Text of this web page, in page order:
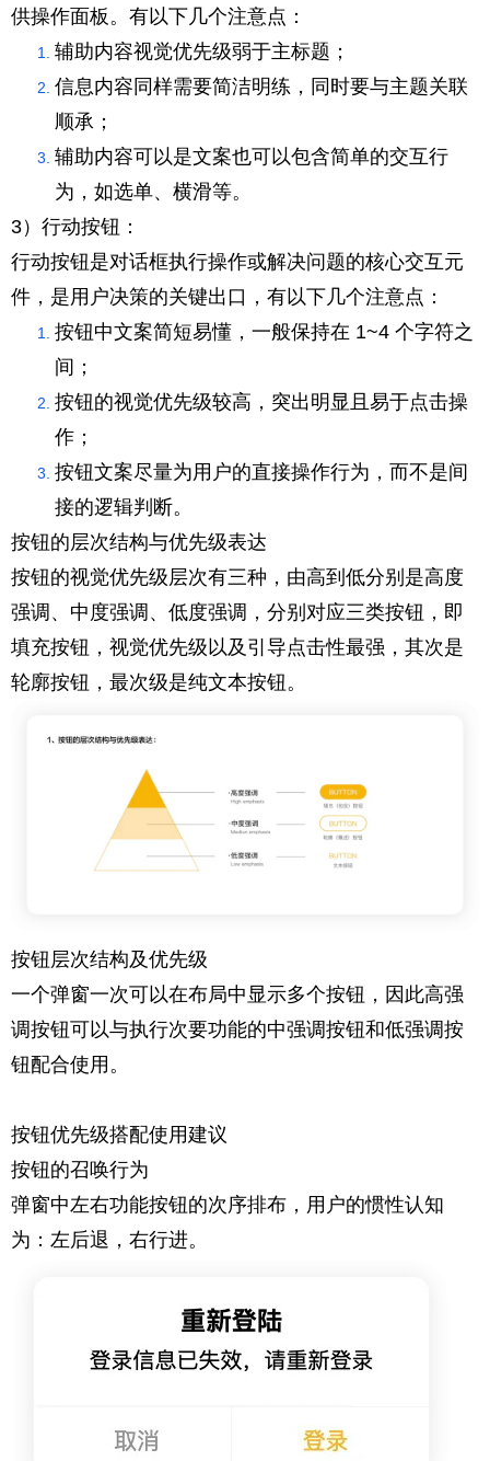
供操作面板。有以下几个注意点：
辅助内容视觉优先级弱于主标题；
信息内容同样需要简洁明练，同时要与主题关联
顺承；
辅助内容可以是文案也可以包含简单的交互行
为，如选单、横滑等。
3）行动按钮：
行动按钮是对话框执行操作或解决问题的核心交互元
件，是用户决策的关键出口，有以下几个注意点：
按钮中文案简短易懂，一般保持在 1~4 个字符之
间；
按钮的视觉优先级较高，突出明显且易于点击操
作；
按钮文案尽量为用户的直接操作行为，而不是间
接的逻辑判断。
按钮的层次结构与优先级表达
按钮的视觉优先级层次有三种，由高到低分别是高度
强调、中度强调、低度强调，分别对应三类按钮，即
填充按钮，视觉优先级以及引导点击性最强，其次是
轮廓按钮，最次级是纯文本按钮。
按钮层次结构及优先级
一个弹窗一次可以在布局中显示多个按钮，因此高强
调按钮可以与执行次要功能的中强调按钮和低强调按
钮配合使用。
按钮优先级搭配使用建议
按钮的召唤行为
弹窗中左右功能按钮的次序排布，用户的惯性认知
为：左后退，右行进。